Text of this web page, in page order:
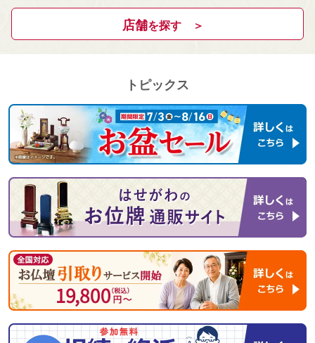
店舗を探す ＞
トピックス